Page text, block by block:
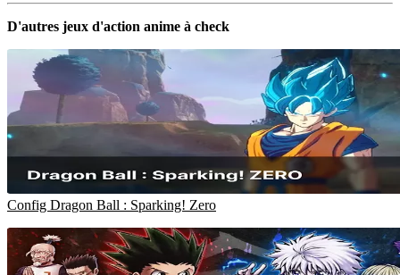
D'autres jeux d'action anime à check
Config Dragon Ball : Sparking! Zero